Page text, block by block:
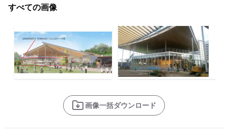
すべての画像
画像一括ダウンロード